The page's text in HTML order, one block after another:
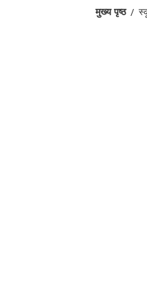
मुख्य पृष्ठ